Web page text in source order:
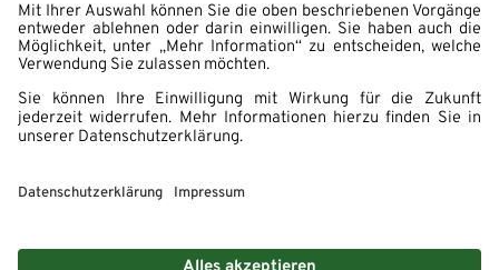
Impressum
Datenschutz
Erklärung zur Barrierefreiheit
Cookie Einstellungen